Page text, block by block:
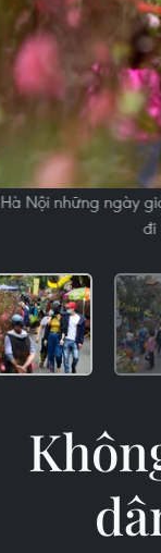
Hà Nội những ngày
đi